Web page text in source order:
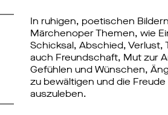
In ruhigen, poetischen
Märchenoper Themen, wie
Schicksal, Abschied, Verlust,
auch Freundschaft, Mut zur
Gefühlen und Wünschen,
zu bewältigen und die Freude
auszuleben.